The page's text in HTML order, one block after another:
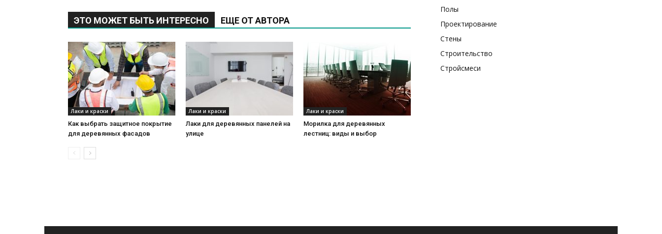
ЭТО МОЖЕТ БЫТЬ ИНТЕРЕСНО ЕЩЕ ОТ АВТОРА
Лаки и краски
Как выбрать защитное покрытие
для деревянных фасадов
Лаки и краски
Лаки для деревянных панелей на
улице
Лаки и краски
Морилка для деревянных
лестниц: виды и выбор
Полы
Проектирование
Стены
Строительство
Стройсмеси